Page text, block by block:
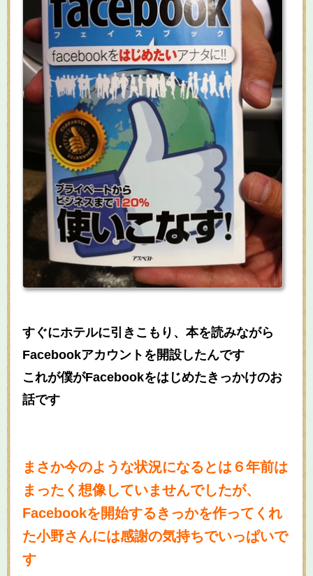
すぐにホテルに引きこもり、本を読みながら
Facebookアカウントを開設したんです
これが僕がFacebookをはじめたきっかけのお
話です
まさか今のような状況になるとは６年前は
まったく想像していませんでしたが、
Facebookを開始するきっかを作ってくれ
た小野さんには感謝の気持ちでいっぱいで
す